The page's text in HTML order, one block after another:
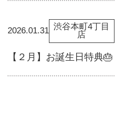
2026.01.31 渋谷本町4丁目
店
【２月】お誕生日特典